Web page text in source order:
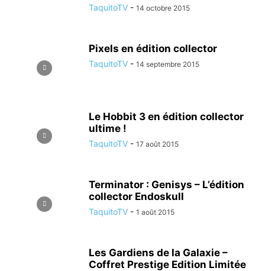
TaquitoTV - 14 octobre 2015
Pixels en édition collector
TaquitoTV - 14 septembre 2015
Le Hobbit 3 en édition collector
ultime !
TaquitoTV - 17 août 2015
Terminator : Genisys – L’édition
collector Endoskull
TaquitoTV - 1 août 2015
Les Gardiens de la Galaxie –
Coffret Prestige Edition Limitée